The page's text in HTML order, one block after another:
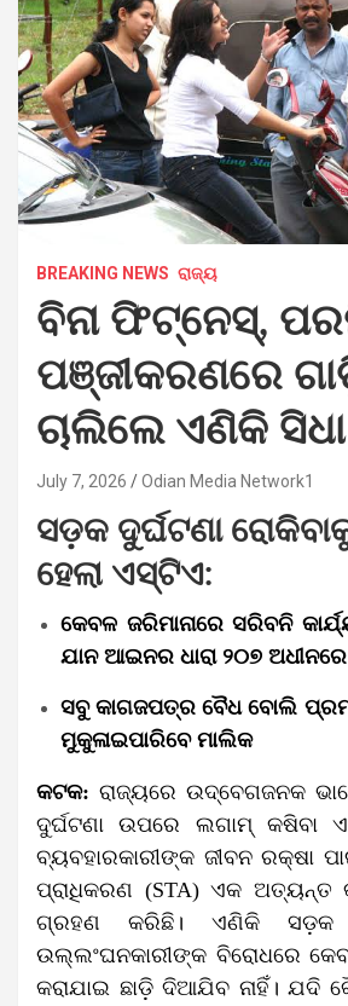
BREAKING NEWS ରାଜ୍ୟ
ବିନା ଫିଟ୍‌ନେସ୍‌,
ପଞ୍ଜୀକରଣରେ
ଚାଲିଲେ ଏଣିକି
July 7, 2026 Odian Media Network1
ସଡ଼କ ଦୁର୍ଘଟଣା
ହେଲା ଏସ୍‌ଟିଏ:
କେବଳ ଜରିମାନାରେ ସରିବନି
ଯାନ ଆଇନର ଧାରା ୨୦୭
ସବୁ କାଗଜପତ୍ର ବୈଧ ବୋଲି
ମୁକୁଳାଇପାରିବେ ମାଲିକ
କଟକ: ରାଜ୍ୟରେ ଉଦ୍‌ବେଗଜନକ
ଦୁର୍ଘଟଣା ଉପରେ ଲଗାମ୍ କଷିବା
ବ୍ୟବହାରକାରୀଙ୍କ ଜୀବନ ରକ୍ଷା
ପ୍ରାଧିକରଣ (STA) ଏକ
ଗ୍ରହଣ କରିଛି। ଏଣିକି ସଡ଼କ
ଉଲ୍ଲଂଘନକାରୀଙ୍କ ବିରୋଧରେ
କରାଯାଇ ଛାଡ଼ି ଦିଆଯିବ ନାହିଁ। ଯଦି